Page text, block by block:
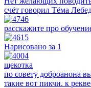
счёт говорил Тёма
расскажите про
Нарисовано за 1
щекотка
по совету доброанона
такие вот пикчи. к